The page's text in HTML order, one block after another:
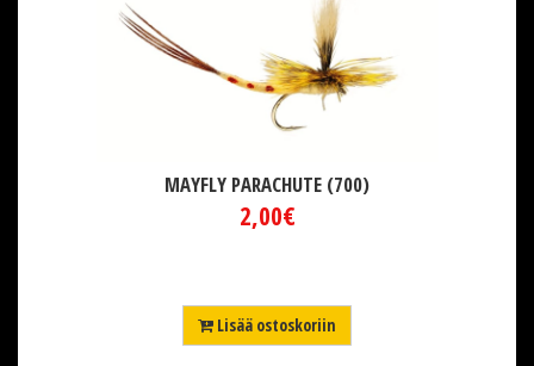
MAYFLY PARACHUTE (700)
2,00€
Lisää ostoskoriin